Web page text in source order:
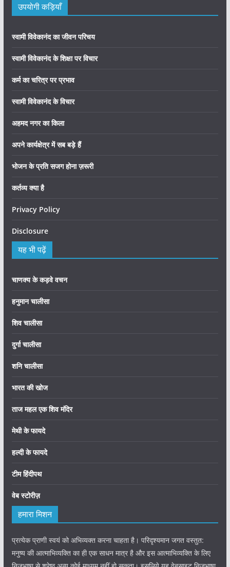
उपयोगी कड़ियाँ
स्वामी विवेकानंद का जीवन परिचय
स्वामी विवेकानंद के शिक्षा पर विचार
कर्म का चरित्र पर प्रभाव
स्वामी विवेकानंद के विचार
अहमद नगर का किला
अपने कार्यक्षेत्र में सब बड़े हैं
भोजन के प्रति सजग होना ज़रूरी
कर्तव्य क्या है
Privacy Policy
Disclosure
यह भी पढ़ें
चाणक्य के कड़वे वचन
हनुमान चालीसा
शिव चालीसा
दुर्गा चालीसा
शनि चालीसा
भारत की खोज
ताज महल एक शिव मंदिर
मेथी के फायदे
हल्दी के फायदे
टीम हिंदीपथ
वेब स्टोरीज़
हमारा मिशन
प्रत्येक प्राणी स्वयं को अभिव्यक्त करना चाहता है। परिदृश्यमान जगत वस्तुत:
मनुष्य की आत्माभिव्यक्ति का ही एक साधन मात्र है और इस आत्माभिव्यक्ति के लिए